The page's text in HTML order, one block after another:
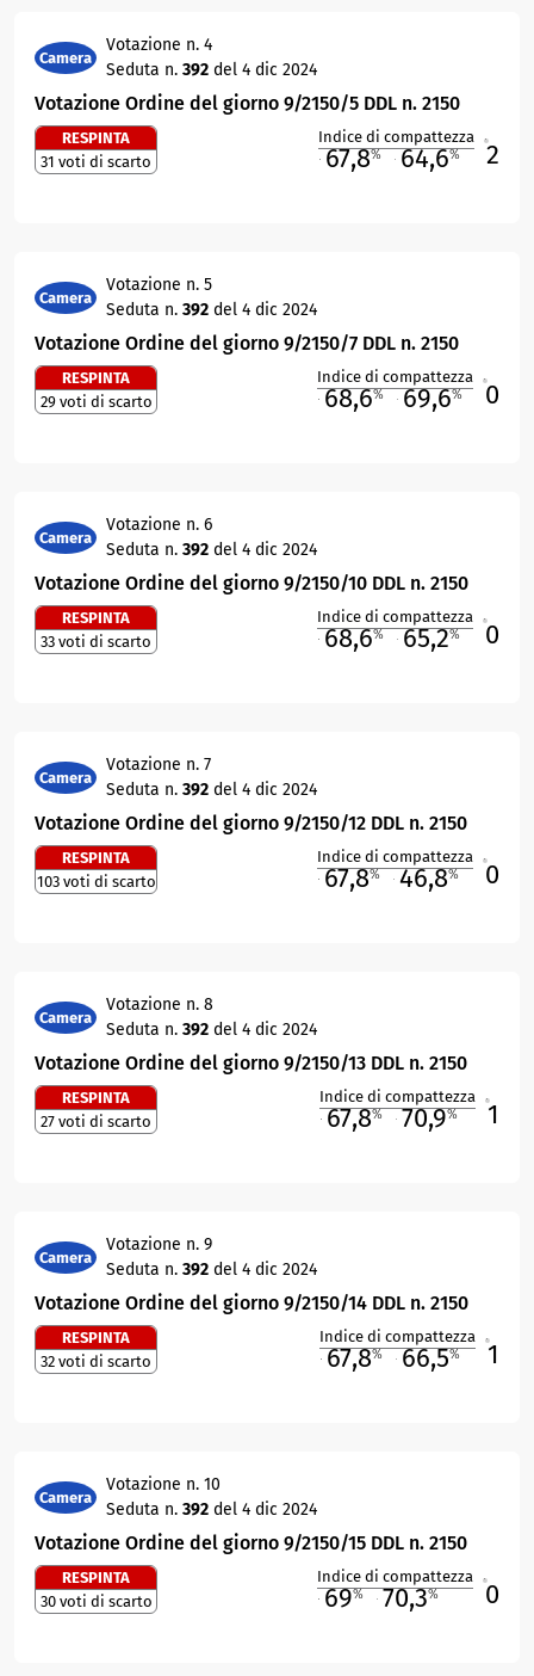
Camera
Votazione n. 4
Seduta n. 392 del 4 dic 2024
Votazione Ordine del giorno 9/2150/5 DDL n. 2150
RESPINTA
31 voti di scarto
Indice di compattezza
67,8% 64,6% 2
Camera
Votazione n. 5
Seduta n. 392 del 4 dic 2024
Votazione Ordine del giorno 9/2150/7 DDL n. 2150
RESPINTA
29 voti di scarto
Indice di compattezza
68,6% 69,6% 0
Camera
Votazione n. 6
Seduta n. 392 del 4 dic 2024
Votazione Ordine del giorno 9/2150/10 DDL n. 2150
RESPINTA
33 voti di scarto
Indice di compattezza
68,6% 65,2% 0
Camera
Votazione n. 7
Seduta n. 392 del 4 dic 2024
Votazione Ordine del giorno 9/2150/12 DDL n. 2150
RESPINTA
103 voti di scarto
Indice di compattezza
67,8% 46,8% 0
Camera
Votazione n. 8
Seduta n. 392 del 4 dic 2024
Votazione Ordine del giorno 9/2150/13 DDL n. 2150
RESPINTA
27 voti di scarto
Indice di compattezza
67,8% 70,9% 1
Camera
Votazione n. 9
Seduta n. 392 del 4 dic 2024
Votazione Ordine del giorno 9/2150/14 DDL n. 2150
RESPINTA
32 voti di scarto
Indice di compattezza
67,8% 66,5% 1
Camera
Votazione n. 10
Seduta n. 392 del 4 dic 2024
Votazione Ordine del giorno 9/2150/15 DDL n. 2150
RESPINTA
30 voti di scarto
Indice di compattezza
69% 70,3% 0